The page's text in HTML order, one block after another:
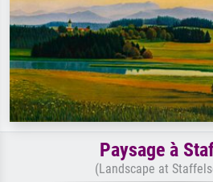
Paysage à
(Landscape at